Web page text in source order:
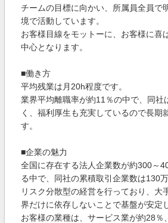
チームの目標に向かい、所属員全員で
境で活動しています。
お客様目線をモットーに、お客様に喜
中心となります。
■働き方
平均残業は月20h程度です。
業界平均離職率が約11％の中で、同社
く、福利厚生も充実しているので長期
す。
■企業の魅力
全国に存在する法人企業数が約300～
る中で、同社の累積取引企業数は130万
リスク分散型の経営を行っており、大
界だけに依存しないことで基盤が安定
お客様の業種は、サービス業が約28％